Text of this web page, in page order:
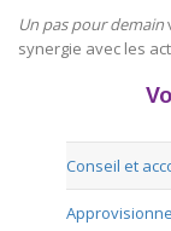
Un pas pour demain
synergie avec les
Conseil et